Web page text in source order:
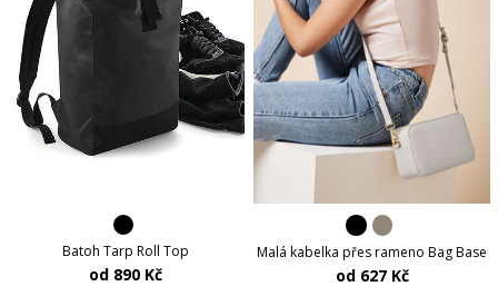
Batoh Tarp Roll Top
od 890 Kč
Malá kabelka přes rameno Bag Base
od 627 Kč